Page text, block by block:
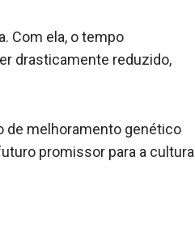
Com ela, o tempo
drasticamente reduzido,
de melhoramento genético
promissor para a cultura